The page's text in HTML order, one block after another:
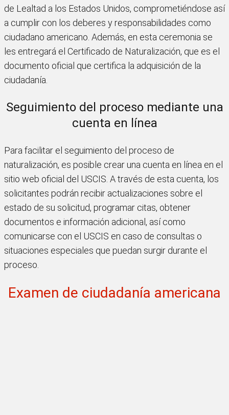
de Lealtad a los Estados Unidos, comprometiéndose así
a cumplir con los deberes y responsabilidades como
ciudadano americano. Además, en esta ceremonia se
les entregará el Certificado de Naturalización, que es el
documento oficial que certifica la adquisición de la
ciudadanía.
Seguimiento del proceso mediante una
cuenta en línea
Para facilitar el seguimiento del proceso de
naturalización, es posible crear una cuenta en línea en el
sitio web oficial del USCIS. A través de esta cuenta, los
solicitantes podrán recibir actualizaciones sobre el
estado de su solicitud, programar citas, obtener
documentos e información adicional, así como
comunicarse con el USCIS en caso de consultas o
situaciones especiales que puedan surgir durante el
proceso.
Examen de ciudadanía americana